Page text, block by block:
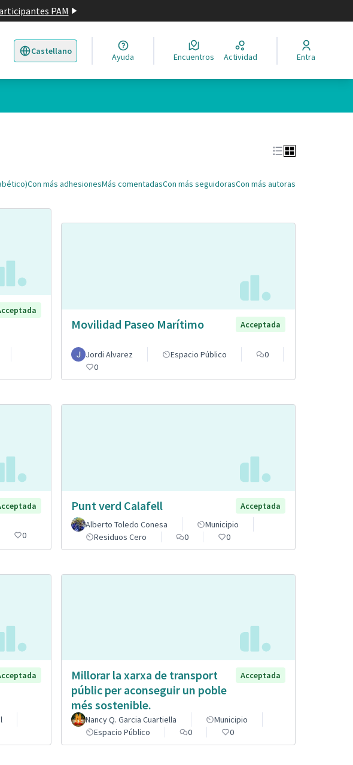
PAM
Castellano
Triar la llengua Elegir el idioma
Ayuda Encuentros Actividad Entra
2
Con más adhesionesMás comentadasCon más seguidorasCon más autoras
Movilidad Paseo Marítimo Acceptada
Jordi Alvarez Espacio Público
0
0
0
Punt verd Calafell
Acceptada
Alberto Toledo Conesa
Municipio
Residuos Cero
0 0
Millorar la xarxa de transport
públic per aconseguir un poble
més sostenible.
Acceptada
Nancy Q. Garcia Cuartiella
Municipio
Espacio Público
0 0